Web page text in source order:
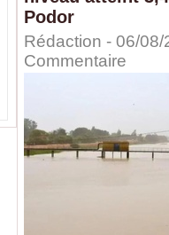
Podor
Rédaction - 06/08/
Commentaire